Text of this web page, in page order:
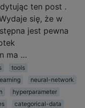
ten post .
się, że w
jest pewna
ma …
tools
neural-network
hyperparameter
categorical-data